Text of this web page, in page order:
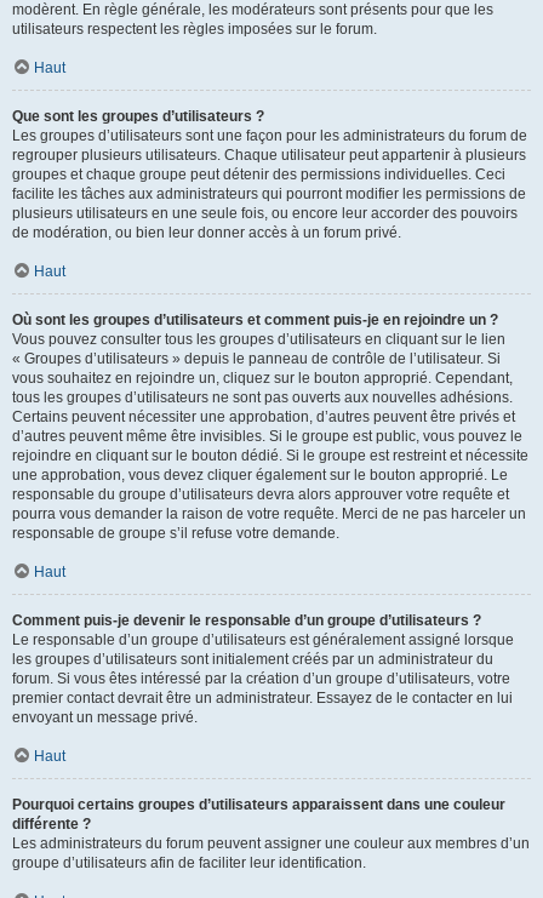
modèrent. En règle générale, les modérateurs sont présents pour que les
utilisateurs respectent les règles imposées sur le forum.
Haut
Que sont les groupes d’utilisateurs ?
Les groupes d’utilisateurs sont une façon pour les administrateurs du forum de
regrouper plusieurs utilisateurs. Chaque utilisateur peut appartenir à plusieurs
groupes et chaque groupe peut détenir des permissions individuelles. Ceci
facilite les tâches aux administrateurs qui pourront modifier les permissions de
plusieurs utilisateurs en une seule fois, ou encore leur accorder des pouvoirs
de modération, ou bien leur donner accès à un forum privé.
Haut
Où sont les groupes d’utilisateurs et comment puis-je en rejoindre un ?
Vous pouvez consulter tous les groupes d’utilisateurs en cliquant sur le lien
« Groupes d’utilisateurs » depuis le panneau de contrôle de l’utilisateur. Si
vous souhaitez en rejoindre un, cliquez sur le bouton approprié. Cependant,
tous les groupes d’utilisateurs ne sont pas ouverts aux nouvelles adhésions.
Certains peuvent nécessiter une approbation, d’autres peuvent être privés et
d’autres peuvent même être invisibles. Si le groupe est public, vous pouvez le
rejoindre en cliquant sur le bouton dédié. Si le groupe est restreint et nécessite
une approbation, vous devez cliquer également sur le bouton approprié. Le
responsable du groupe d’utilisateurs devra alors approuver votre requête et
pourra vous demander la raison de votre requête. Merci de ne pas harceler un
responsable de groupe s’il refuse votre demande.
Haut
Comment puis-je devenir le responsable d’un groupe d’utilisateurs ?
Le responsable d’un groupe d’utilisateurs est généralement assigné lorsque
les groupes d’utilisateurs sont initialement créés par un administrateur du
forum. Si vous êtes intéressé par la création d’un groupe d’utilisateurs, votre
premier contact devrait être un administrateur. Essayez de le contacter en lui
envoyant un message privé.
Haut
Pourquoi certains groupes d’utilisateurs apparaissent dans une couleur
différente ?
Les administrateurs du forum peuvent assigner une couleur aux membres d’un
groupe d’utilisateurs afin de faciliter leur identification.